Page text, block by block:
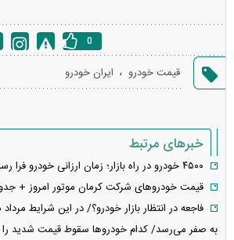
خطا
0
قیمت خودرو ، ایران خودرو
خبرهای مرتبط
۴۵۰۰ خودرو در راه بازار؛ زمان ارزانی خودرو فرا رسیده است؟
قیمت خودرو‌های شرکت کرمان موتور امروز +
فاجعه در انتظار بازار خودرو؟/ در این شرایط
به صفر می‌رسد/ کدام خودرو‌ها سقوط قیمت شدید را